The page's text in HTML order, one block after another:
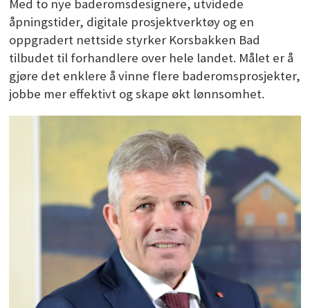
Med to nye baderomsdesignere, utvidede
åpningstider, digitale prosjektverktøy og en
oppgradert nettside styrker Korsbakken Bad
tilbudet til forhandlere over hele landet. Målet er å
gjøre det enklere å vinne flere baderomsprosjekter,
jobbe mer effektivt og skape økt lønnsomhet.